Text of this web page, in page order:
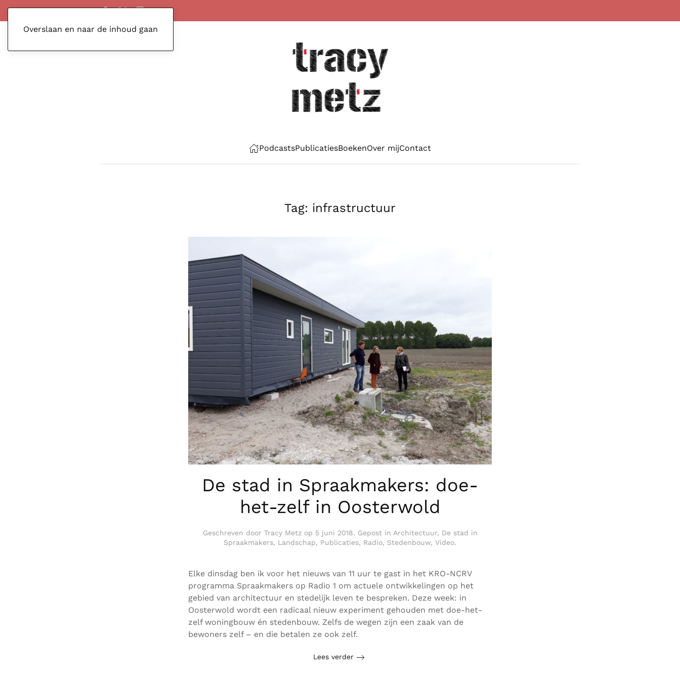
Overslaan en naar de inhoud gaan
PodcastsPublicatiesBoekenOver mijContact
Tag: infrastructuur
De stad in Spraakmakers: doe-
het-zelf in Oosterwold
Geschreven door Tracy Metzop 5 juni 2018. Gepost in Architectuur, De stad in
Spraakmakers, Landschap, Publicaties, Radio, Stedenbouw, Video.
Elke dinsdag ben ik voor het nieuws van 11 uur te gast in het KRO-NCRV
programma Spraakmakers op Radio 1 om actuele ontwikkelingen op het
gebied van architectuur en stedelijk leven te bespreken. Deze week: in
Oosterwold wordt een radicaal nieuw experiment gehouden met doe-het-
zelf woningbouw én stedenbouw. Zelfs de wegen zijn een zaak van de
bewoners zelf – en die betalen ze ook zelf.
Lees verder